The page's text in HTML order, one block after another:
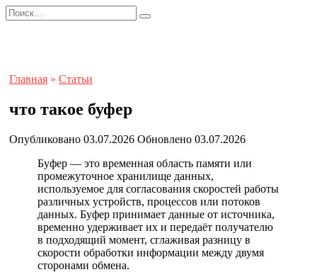
Перейти
к
Search
for:
Главная » Статьи
что такое буфер
Опубликовано 03.07.2026 Обновлено 03.07.2026
Буфер — это временная область памяти или
промежуточное хранилище данных,
используемое для согласования скоростей работы
различных устройств, процессов или потоков
данных. Буфер принимает данные от источника,
временно удерживает их и передаёт получателю
в подходящий момент, сглаживая разницу в
скорости обработки информации между двумя
сторонами обмена.